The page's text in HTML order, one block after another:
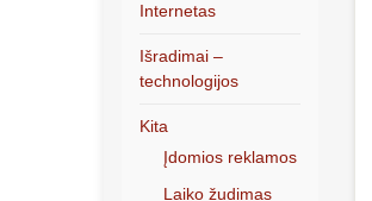
Internetas
Išradimai –
technologijos
Kita
Įdomios reklamos
Laiko žudimas